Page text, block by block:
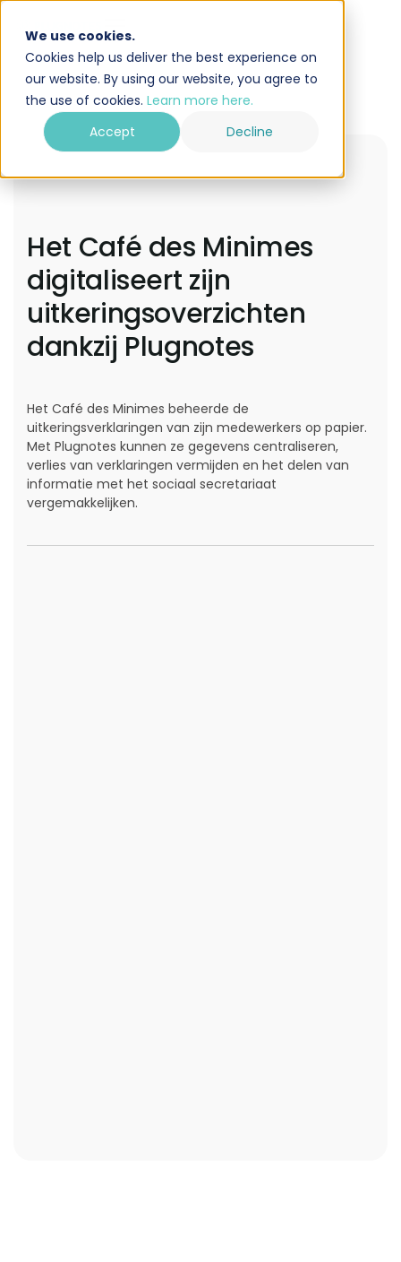
We use cookies.
Cookies help us deliver the best experience on
our website. By using our website, you agree to
the use of cookies. Learn more here.
Accept
Decline
Het Café des Minimes
digitaliseert zijn
uitkeringsoverzichten
dankzij Plugnotes
Het Café des Minimes beheerde de
uitkeringsverklaringen van zijn medewerkers op papier.
Met Plugnotes kunnen ze gegevens centraliseren,
verlies van verklaringen vermijden en het delen van
informatie met het sociaal secretariaat
vergemakkelijken.